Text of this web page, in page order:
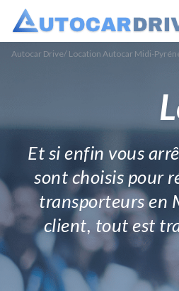
Autocar Drive/ Location Autocar Midi-
Et si enfin vous
sont choisis pour
transporteurs en
client, tout est